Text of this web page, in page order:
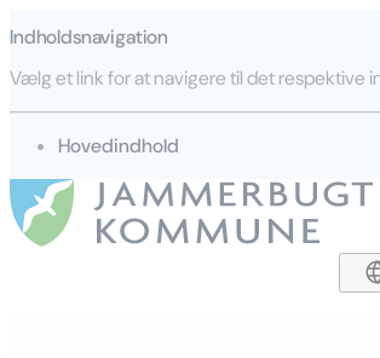
Indholdsnavigation
Vælg et link for at navigere til det respektive
gå til
Hovedindhold